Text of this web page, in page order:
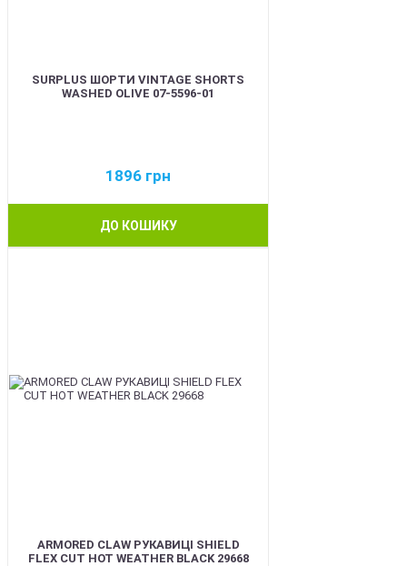
SURPLUS ШОРТИ VINTAGE SHORTS
WASHED OLIVE 07-5596-01
1896 грн
ДО КОШИКУ
ARMORED CLAW РУКАВИЦІ SHIELD
FLEX CUT HOT WEATHER BLACK 29668